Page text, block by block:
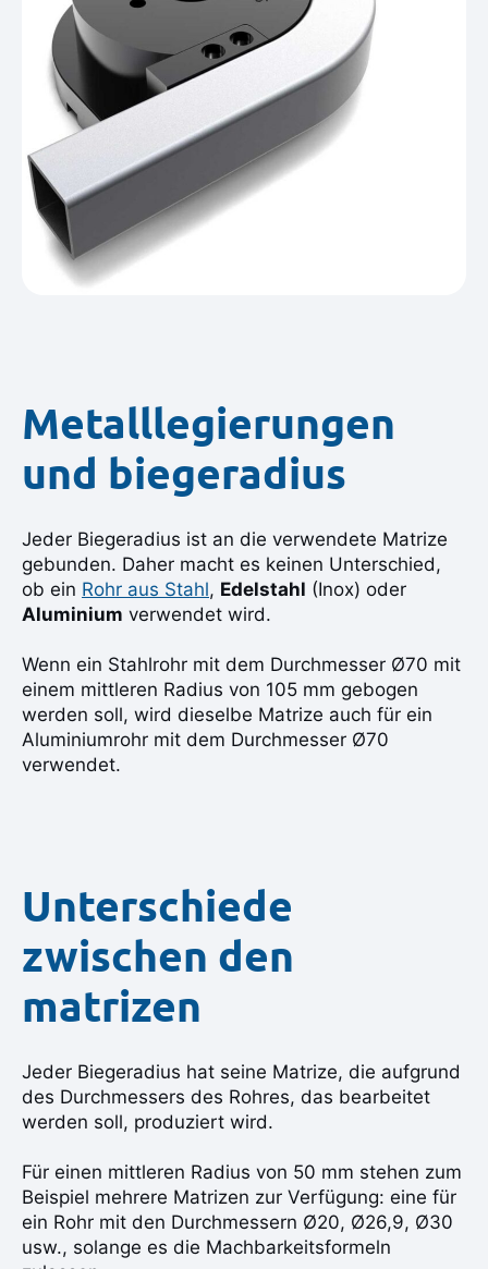
Metalllegierungen
und biegeradius
Jeder Biegeradius ist an die verwendete Matrize
gebunden. Daher macht es keinen Unterschied,
ob ein Rohr aus Stahl, Edelstahl (Inox) oder
Aluminium verwendet wird.
Wenn ein Stahlrohr mit dem Durchmesser Ø70 mit
einem mittleren Radius von 105 mm gebogen
werden soll, wird dieselbe Matrize auch für ein
Aluminiumrohr mit dem Durchmesser Ø70
verwendet.
Unterschiede
zwischen den
matrizen
Jeder Biegeradius hat seine Matrize, die aufgrund
des Durchmessers des Rohres, das bearbeitet
werden soll, produziert wird.
Für einen mittleren Radius von 50 mm stehen zum
Beispiel mehrere Matrizen zur Verfügung: eine für
ein Rohr mit den Durchmessern Ø20, Ø26,9, Ø30
usw., solange es die Machbarkeitsformeln